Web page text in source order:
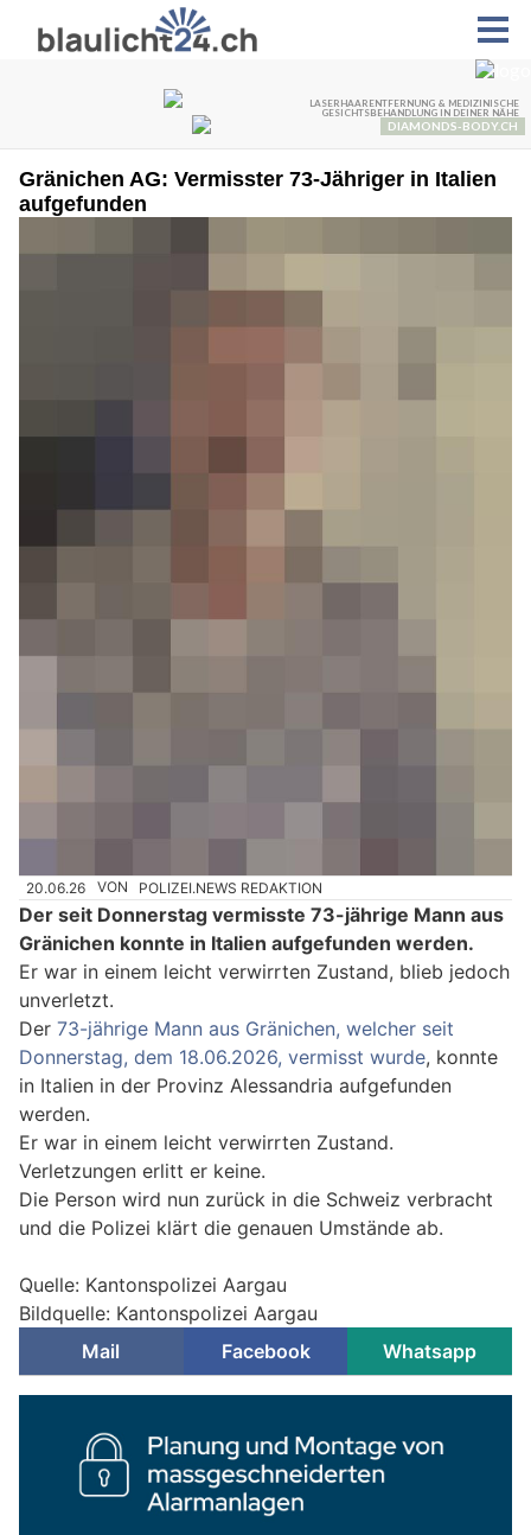
Gränichen AG: Vermisster 73-Jähriger in Italien
aufgefunden
20.06.26 VON POLIZEI.NEWS REDAKTION
Der seit Donnerstag vermisste 73-jährige Mann aus
Gränichen konnte in Italien aufgefunden werden.
Er war in einem leicht verwirrten Zustand, blieb jedoch
unverletzt.
Der 73-jährige Mann aus Gränichen, welcher seit
Donnerstag, dem 18.06.2026, vermisst wurde, konnte
in Italien in der Provinz Alessandria aufgefunden
werden.
Er war in einem leicht verwirrten Zustand.
Verletzungen erlitt er keine.
Die Person wird nun zurück in die Schweiz verbracht
und die Polizei klärt die genauen Umstände ab.
Quelle: Kantonspolizei Aargau
Bildquelle: Kantonspolizei Aargau
Mail
Facebook Whatsapp